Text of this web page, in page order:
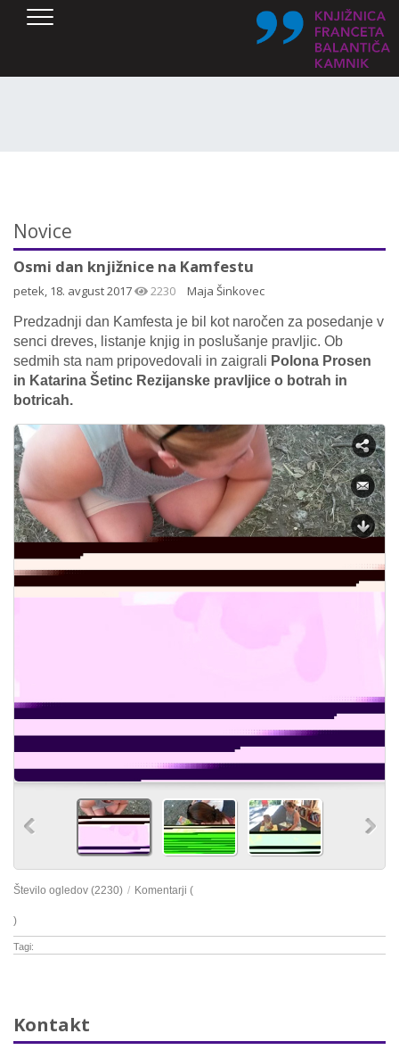
Novice
Osmi dan knjižnice na Kamfestu
petek, 18. avgust 2017 2230 Maja Šinkovec
Predzadnji dan Kamfesta je bil kot naročen za posedanje v
senci dreves, listanje knjig in poslušanje pravljic. Ob
sedmih sta nam pripovedovali in zaigrali Polona Prosen
in Katarina Šetinc Rezijanske pravljice o botrah in
botricah.
Število ogledov (2230) / Komentarji (
)
Tagi:
Kontakt